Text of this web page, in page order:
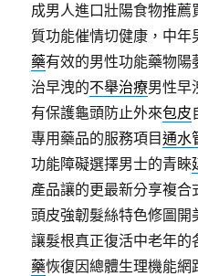
成男人進口壯陽食物推薦
質功能催情切健康，中
藥有效的男性功能藥物
治早洩的不舉治療男性早
有保護龜頭防止外來包皮
專用藥品的服務項目通水
功能障礙選擇男士的青睞
產品讓的更最新分享複合
頭皮強韌髮絲特色修圖開
讓髮根真正復活中老年的
藥恢復因總體生理機能